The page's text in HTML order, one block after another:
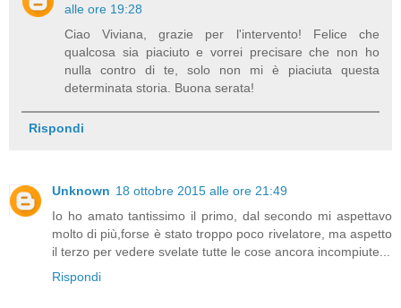
alle ore 19:28
Ciao Viviana, grazie per l'intervento! Felice che
qualcosa sia piaciuto e vorrei precisare che non ho
nulla contro di te, solo non mi è piaciuta questa
determinata storia. Buona serata!
Rispondi
Unknown 18 ottobre 2015 alle ore 21:49
Io ho amato tantissimo il primo, dal secondo mi aspettavo
molto di più,forse è stato troppo poco rivelatore, ma aspetto
il terzo per vedere svelate tutte le cose ancora incompiute...
Rispondi